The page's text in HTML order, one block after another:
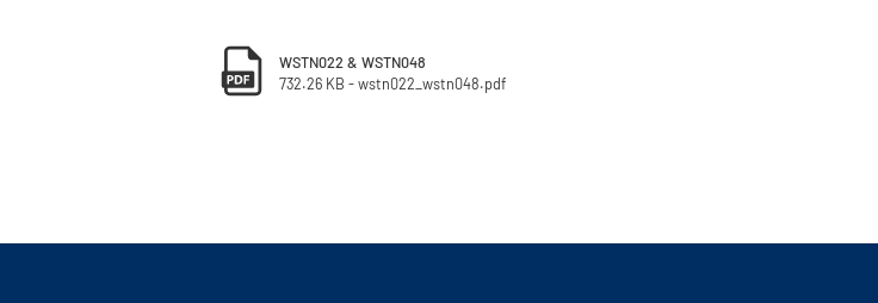
WSTN022 & WSTN048
732.26 KB - wstn022_wstn048.pdf